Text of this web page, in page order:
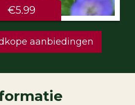
€5.99
aanbiedingen